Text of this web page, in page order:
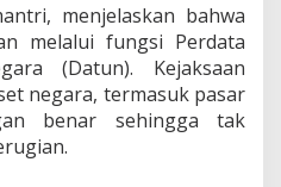
menjelaskan bahwa
melalui fungsi Perdata
(Datun). Kejaksaan
negara, termasuk pasar
benar sehingga tak